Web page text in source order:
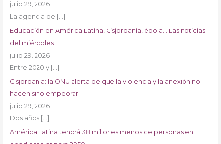
julio 29, 2026
La agencia de […]
Educación en América Latina, Cisjordania, ébola… Las noticias
del miércoles
julio 29, 2026
Entre 2020 y […]
Cisjordania: la ONU alerta de que la violencia y la anexión no
hacen sino empeorar
julio 29, 2026
Dos años […]
América Latina tendrá 38 millones menos de personas en